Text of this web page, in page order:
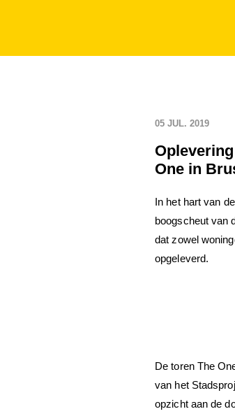
05 JUL. 2019
One in
In het hart van
boogscheut van
dat zowel
opgeleverd.
De toren The
van het
opzicht aan de